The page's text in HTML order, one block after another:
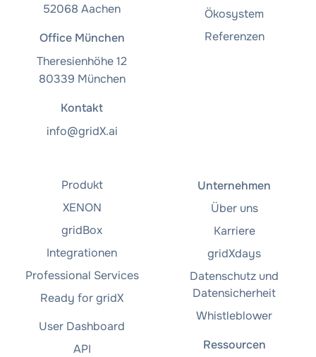
52068 Aachen
Office München
Theresienhöhe 12
80339 München
Kontakt
info@gridX.ai
Ökosystem
Referenzen
Produkt
XENON
gridBox
Integrationen
Professional Services
Ready for gridX
User Dashboard
API
Unternehmen
Über uns
Karriere
gridXdays
Datenschutz und
Datensicherheit
Whistleblower
Ressourcen